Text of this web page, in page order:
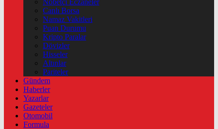
Nöbetçi Eczaneler
Canlı Borsa
Namaz Vakitleri
Puan Durumu
Kripto Paralar
Dövizler
Hisseler
Altınlar
Pariteler
Gündem
Haberler
Yazarlar
Gazeteler
Otomobil
Formula